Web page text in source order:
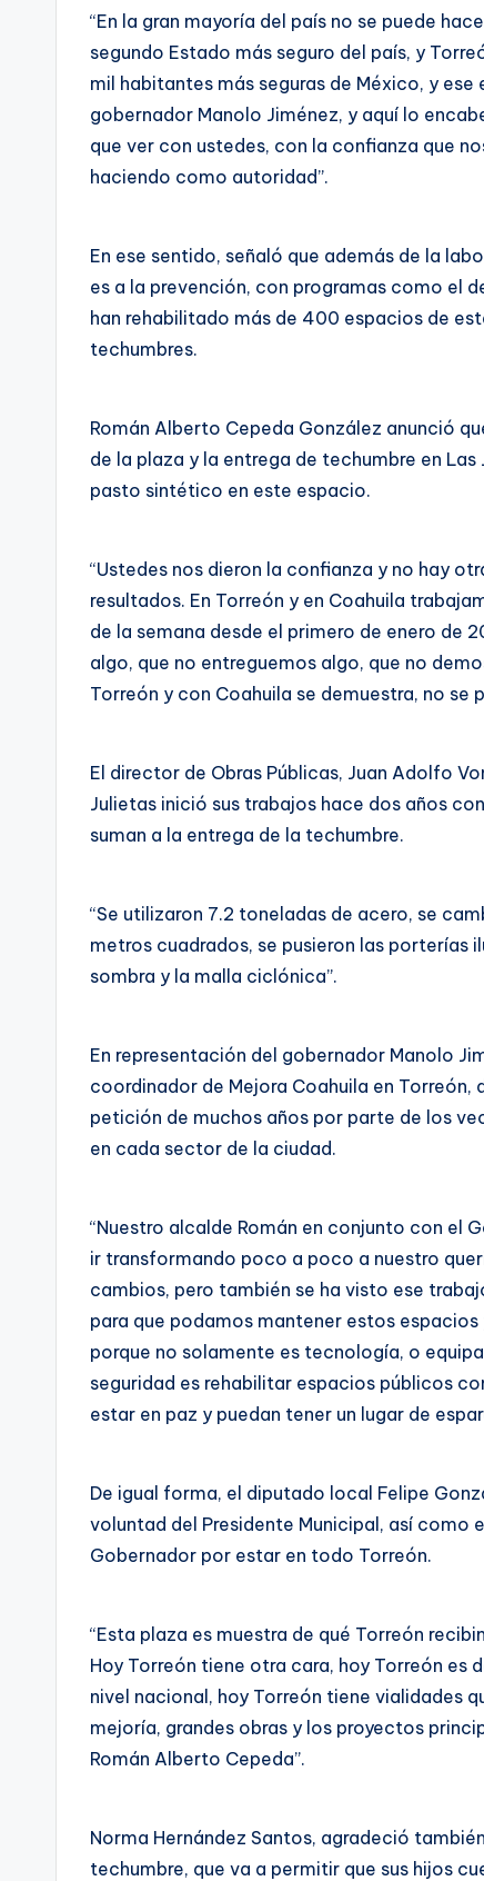
“En la gran mayoría del país no se puede
segundo Estado más seguro del país, y
mil habitantes más seguras de México, y ese
gobernador Manolo Jiménez, y aquí lo
que ver con ustedes, con la confianza que
haciendo como autoridad”.
En ese sentido, señaló que además de la
es a la prevención, con programas como el
han rehabilitado más de 400 espacios de
techumbres.
Román Alberto Cepeda González anunció
de la plaza y la entrega de techumbre en
pasto sintético en este espacio.
“Ustedes nos dieron la confianza y no hay
resultados. En Torreón y en Coahuila
de la semana desde el primero de enero de
algo, que no entreguemos algo, que no
Torreón y con Coahuila se demuestra, no se
El director de Obras Públicas, Juan Adolfo
Julietas inició sus trabajos hace dos años
suman a la entrega de la techumbre.
“Se utilizaron 7.2 toneladas de acero, se
metros cuadrados, se pusieron las porterías
sombra y la malla ciclónica”.
En representación del gobernador Manolo
coordinador de Mejora Coahuila en Torreón,
petición de muchos años por parte de los
en cada sector de la ciudad.
“Nuestro alcalde Román en conjunto con el
ir transformando poco a poco a nuestro
cambios, pero también se ha visto ese
para que podamos mantener estos
porque no solamente es tecnología, o
seguridad es rehabilitar espacios públicos
estar en paz y puedan tener un lugar de
De igual forma, el diputado local Felipe
voluntad del Presidente Municipal, así como
Gobernador por estar en todo Torreón.
“Esta plaza es muestra de qué Torreón
Hoy Torreón tiene otra cara, hoy Torreón es
nivel nacional, hoy Torreón tiene vialidades
mejoría, grandes obras y los proyectos
Román Alberto Cepeda”.
Norma Hernández Santos, agradeció
techumbre, que va a permitir que sus hijos